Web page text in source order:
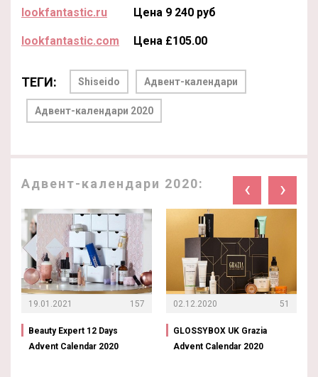
lookfantastic.ru Цена 9 240 руб
lookfantastic.com Цена £105.00
ТЕГИ: Shiseido Адвент-календари
Адвент-календари 2020
Адвент-календари 2020: ‹ ›
19.01.2021 157
Beauty Expert 12 Days
Advent Calendar 2020
02.12.2020 51
GLOSSYBOX UK Grazia
Advent Calendar 2020